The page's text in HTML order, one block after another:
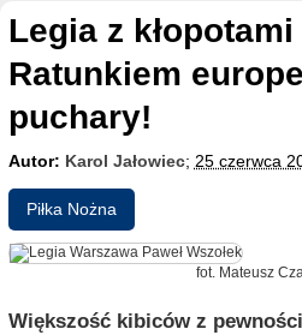
Legia z kłopotami finansowymi!
Ratunkiem
puchary!
Autor: Karol Jałowiec; 25 czerwca
Piłka Nożna
fot. Mateusz
Większość kibiców z